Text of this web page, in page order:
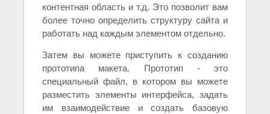
контентная область и т.д. Это позволит вам
более точно определить структуру сайта и
работать над каждым элементом отдельно.
Затем вы можете приступить к созданию
прототипа макета. Прототип - это
специальный файл, в котором вы можете
разместить элементы интерфейса, задать
им взаимодействие и создать базовую